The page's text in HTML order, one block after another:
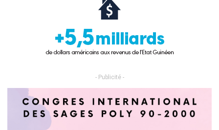
- Publicité -